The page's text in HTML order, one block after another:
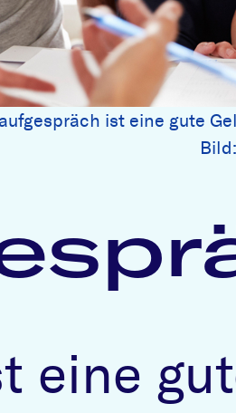
ist eine gute
eine